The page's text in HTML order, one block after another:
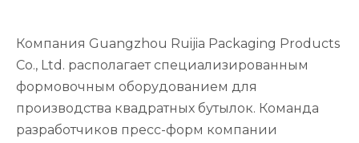
Компания Guangzhou Ruijia Packaging Products
Co., Ltd. располагает специализированным
формовочным оборудованием для
производства квадратных бутылок. Команда
разработчиков пресс-форм компании